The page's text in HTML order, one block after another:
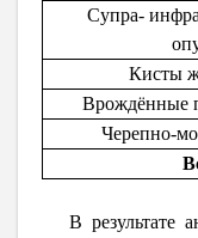
Супра-
Кисты
Врождённые
Черепно-
В результате